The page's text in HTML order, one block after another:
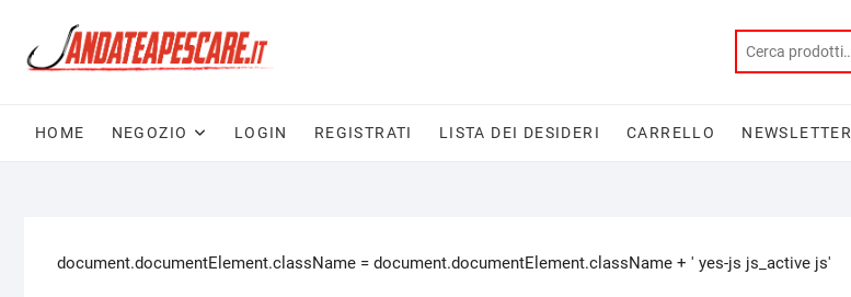
HOME NEGOZIO LOGIN REGISTRATI LISTA DEI DESIDERI CARRELLO NEWSLETTER
document.documentElement.className = document.documentElement.className + ' yes-js js_active js'